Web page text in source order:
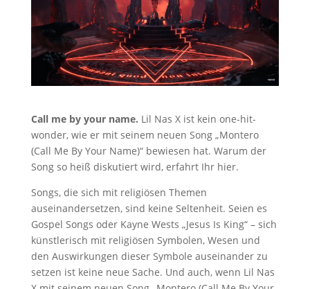
Call me by your name. Lil Nas X ist kein one-hit-
wonder, wie er mit seinem neuen Song „Montero
(Call Me By Your Name)“ bewiesen hat. Warum der
Song so heiß diskutiert wird, erfahrt Ihr hier.
Songs, die sich mit religiösen Themen
auseinandersetzen, sind keine Seltenheit. Seien es
Gospel Songs oder Kayne Wests „Jesus Is King“ – sich
künstlerisch mit religiösen Symbolen, Wesen und
den Auswirkungen dieser Symbole auseinander zu
setzen ist keine neue Sache. Und auch, wenn Lil Nas